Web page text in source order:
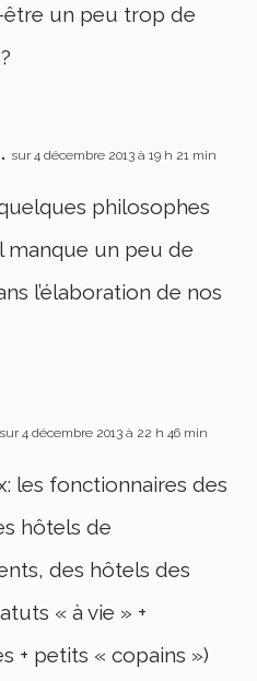
un peu trop de
sur 4 décembre 2013 à 19 h 21 min
philosophes
manque un peu de
l’élaboration de nos
sur 4 décembre 2013 à 22 h 46 min
les fonctionnaires des
hôtels de
des hôtels des
« à vie » +
+ petits « copains »)